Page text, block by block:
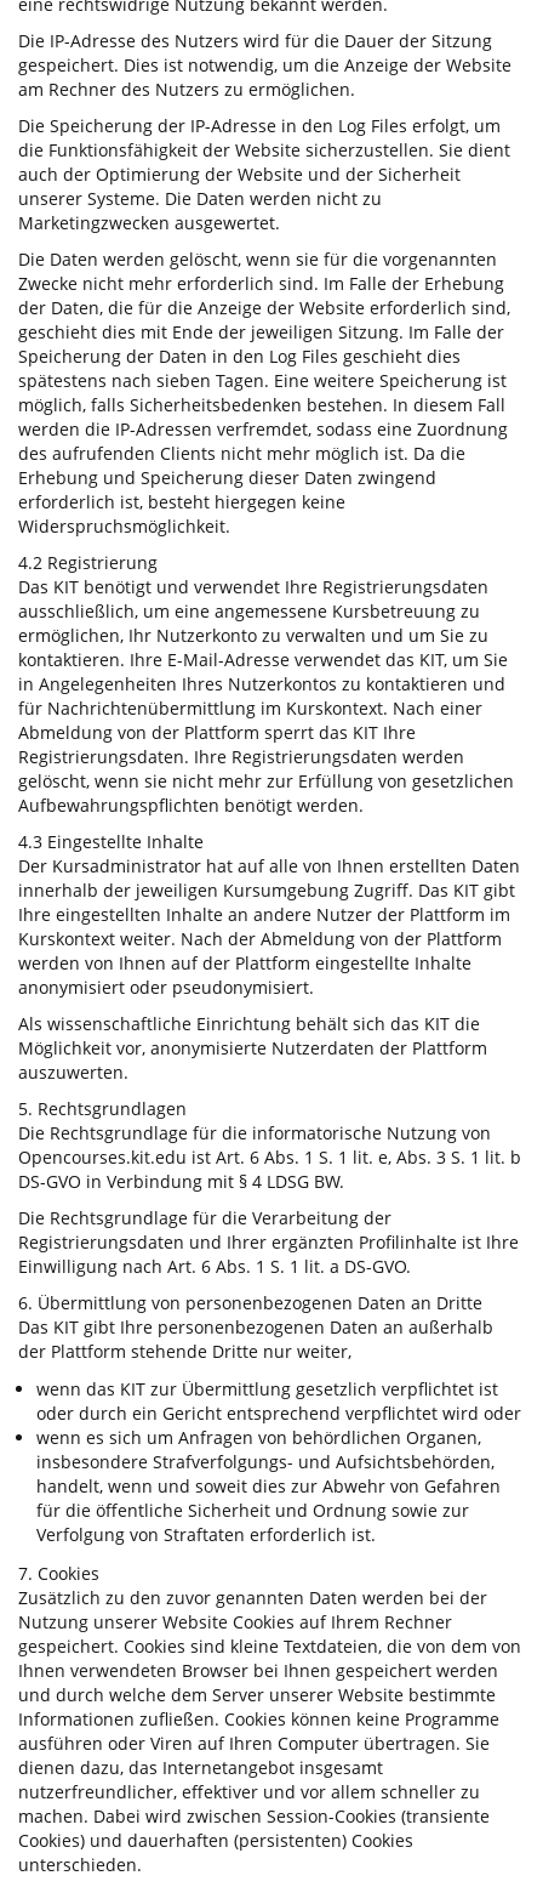
Die IP-Adresse des Nutzers wird für die Dauer der Sitzung
gespeichert. Dies ist notwendig, um die Anzeige der Website
am Rechner des Nutzers zu ermöglichen.
Die Speicherung der IP-Adresse in den Log Files erfolgt, um
die Funktionsfähigkeit der Website sicherzustellen. Sie dient
auch der Optimierung der Website und der Sicherheit
unserer Systeme. Die Daten werden nicht zu
Marketingzwecken ausgewertet.
Die Daten werden gelöscht, wenn sie für die vorgenannten
Zwecke nicht mehr erforderlich sind. Im Falle der Erhebung
der Daten, die für die Anzeige der Website erforderlich sind,
geschieht dies mit Ende der jeweiligen Sitzung. Im Falle der
Speicherung der Daten in den Log Files geschieht dies
spätestens nach sieben Tagen. Eine weitere Speicherung ist
möglich, falls Sicherheitsbedenken bestehen. In diesem Fall
werden die IP-Adressen verfremdet, sodass eine Zuordnung
des aufrufenden Clients nicht mehr möglich ist. Da die
Erhebung und Speicherung dieser Daten zwingend
erforderlich ist, besteht hiergegen keine
Widerspruchsmöglichkeit.
4.2 Registrierung
Das KIT benötigt und verwendet Ihre Registrierungsdaten
ausschließlich, um eine angemessene Kursbetreuung zu
ermöglichen, Ihr Nutzerkonto zu verwalten und um Sie zu
kontaktieren. Ihre E-Mail-Adresse verwendet das KIT, um Sie
in Angelegenheiten Ihres Nutzerkontos zu kontaktieren und
für Nachrichtenübermittlung im Kurskontext. Nach einer
Abmeldung von der Plattform sperrt das KIT Ihre
Registrierungsdaten. Ihre Registrierungsdaten werden
gelöscht, wenn sie nicht mehr zur Erfüllung von gesetzlichen
Aufbewahrungspflichten benötigt werden.
4.3 Eingestellte Inhalte
Der Kursadministrator hat auf alle von Ihnen erstellten Daten
innerhalb der jeweiligen Kursumgebung Zugriff. Das KIT gibt
Ihre eingestellten Inhalte an andere Nutzer der Plattform im
Kurskontext weiter. Nach der Abmeldung von der Plattform
werden von Ihnen auf der Plattform eingestellte Inhalte
anonymisiert oder pseudonymisiert.
Als wissenschaftliche Einrichtung behält sich das KIT die
Möglichkeit vor, anonymisierte Nutzerdaten der Plattform
auszuwerten.
5. Rechtsgrundlagen
Die Rechtsgrundlage für die informatorische Nutzung von
Opencourses.kit.edu ist Art. 6 Abs. 1 S. 1 lit. e, Abs. 3 S. 1 lit. b
DS-GVO in Verbindung mit § 4 LDSG BW.
Die Rechtsgrundlage für die Verarbeitung der
Registrierungsdaten und Ihrer ergänzten Profilinhalte ist Ihre
Einwilligung nach Art. 6 Abs. 1 S. 1 lit. a DS-GVO.
6. Übermittlung von personenbezogenen Daten an Dritte
Das KIT gibt Ihre personenbezogenen Daten an außerhalb
der Plattform stehende Dritte nur weiter,
wenn das KIT zur Übermittlung gesetzlich verpflichtet ist
oder durch ein Gericht entsprechend verpflichtet wird oder
wenn es sich um Anfragen von behördlichen Organen,
insbesondere Strafverfolgungs- und Aufsichtsbehörden,
handelt, wenn und soweit dies zur Abwehr von Gefahren
für die öffentliche Sicherheit und Ordnung sowie zur
Verfolgung von Straftaten erforderlich ist.
7. Cookies
Zusätzlich zu den zuvor genannten Daten werden bei der
Nutzung unserer Website Cookies auf Ihrem Rechner
gespeichert. Cookies sind kleine Textdateien, die von dem von
Ihnen verwendeten Browser bei Ihnen gespeichert werden
und durch welche dem Server unserer Website bestimmte
Informationen zufließen. Cookies können keine Programme
ausführen oder Viren auf Ihren Computer übertragen. Sie
dienen dazu, das Internetangebot insgesamt
nutzerfreundlicher, effektiver und vor allem schneller zu
machen. Dabei wird zwischen Session-Cookies (transiente
Cookies) und dauerhaften (persistenten) Cookies
unterschieden.